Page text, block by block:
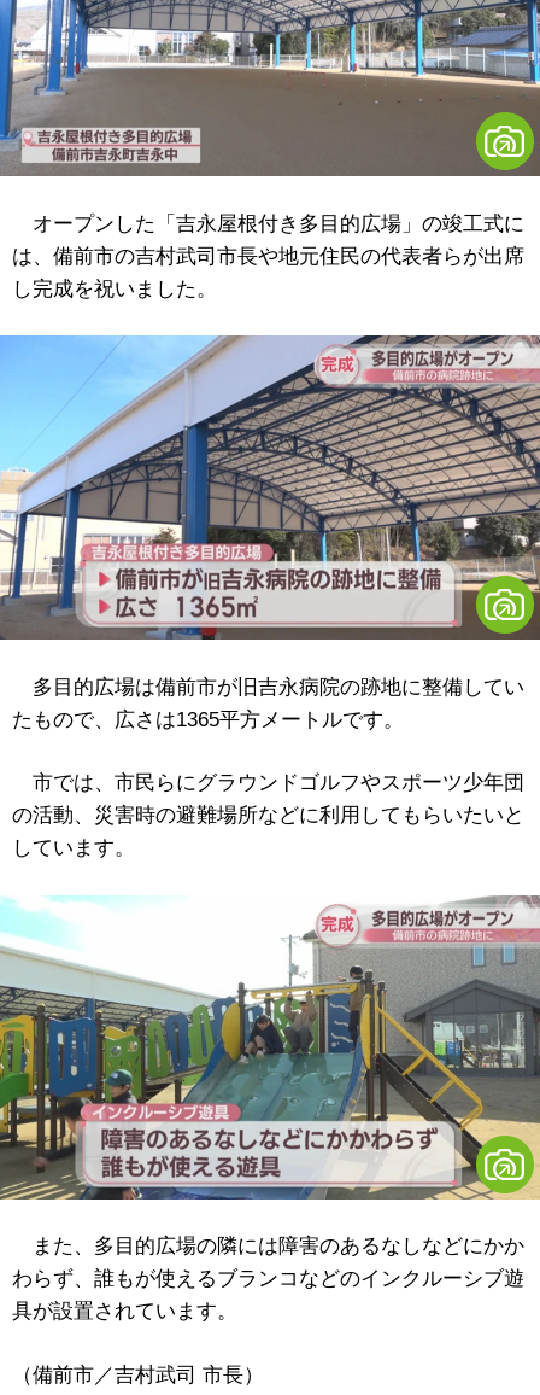
オープンした「吉永屋根付き多目的広場」の竣工式に
は、備前市の吉村武司市長や地元住民の代表者らが出席
し完成を祝いました。
多目的広場は備前市が旧吉永病院の跡地に整備してい
たもので、広さは1365平方メートルです。
市では、市民らにグラウンドゴルフやスポーツ少年団
の活動、災害時の避難場所などに利用してもらいたいと
しています。
また、多目的広場の隣には障害のあるなしなどにかか
わらず、誰もが使えるブランコなどのインクルーシブ遊
具が設置されています。
（備前市／吉村武司 市長）